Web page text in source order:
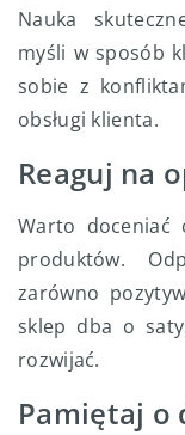
Nauka
myśli w sposób
sobie z
obsługi klienta.
Reaguj na
Warto
produktów.
zarówno
sklep dba o
rozwijać.
Pamiętaj o